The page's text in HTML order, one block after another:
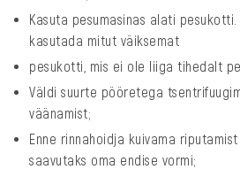
Kasuta pesumasinas alati
kasutada mitut väiksemat
pesukotti, mis ei ole liiga tihedalt
Väldi suurte pööretega
väänamist;
Enne rinnahoidja kuivama
saavutaks oma endise vormi;